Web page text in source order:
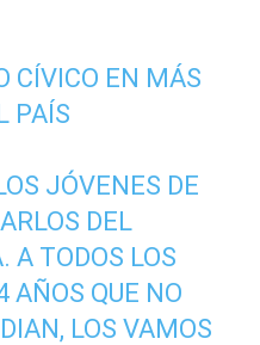
CÍVICO EN MÁS
PAÍS
JÓVENES DE
DEL
A TODOS LOS
AÑOS QUE NO
LOS VAMOS